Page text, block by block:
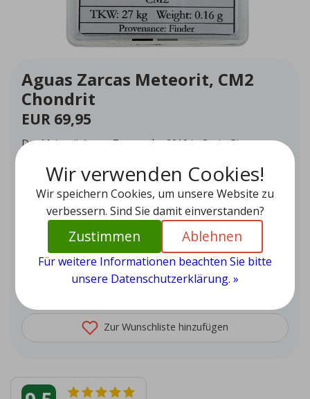
Aguas Zarcas Meteorit, CM2
Chondrit
EUR 69,95
Der Meteorit Aguas Zarcas, der 2019 in Costa Rica
der organischen Synthese im frühen Sonnensystem. Der
Meteorit enthält wertvolle Informationen über präbiotische
Verbindungen.
Auf Lager (1)
Menge - +
Zur Wunschliste hinzufügen
Wir verwenden Cookies!
Wir speichern Cookies, um unsere Website zu
verbessern. Sind Sie damit einverstanden?
Zustimmen Ablehnen
Für weitere Informationen beachten Sie bitte
unsere Datenschutzerklärung. »